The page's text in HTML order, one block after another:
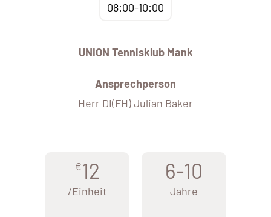
08:00-10:00
UNION Tennisklub Mank
Ansprechperson
Herr DI(FH) Julian Baker
€12
/Einheit
6-10
Jahre